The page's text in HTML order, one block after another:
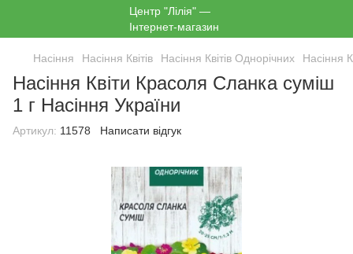
Насіння Насіння Квітів Насіння Квітів Однорічних Насіння
Насіння Квіти Красоля Сланка суміш
1 г Насіння України
Артикул: 11578 Написати відгук